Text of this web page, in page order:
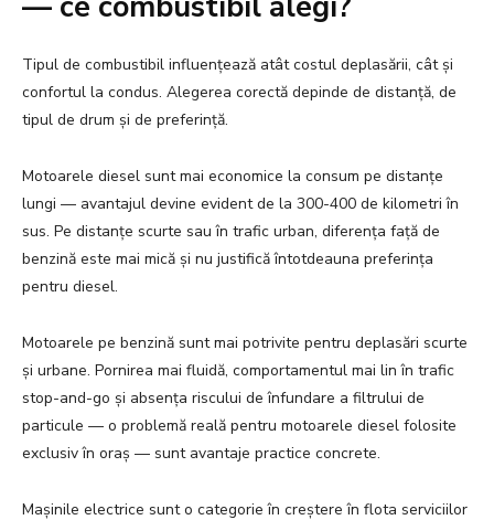
Tipul de combustibil influențează atât costul deplasării, cât și
confortul la condus. Alegerea corectă depinde de distanță, de
tipul de drum și de preferință.
Motoarele diesel sunt mai economice la consum pe distanțe
lungi — avantajul devine evident de la 300-400 de kilometri în
sus. Pe distanțe scurte sau în trafic urban, diferența față de
benzină este mai mică și nu justifică întotdeauna preferința
pentru diesel.
Motoarele pe benzină sunt mai potrivite pentru deplasări scurte
și urbane. Pornirea mai fluidă, comportamentul mai lin în trafic
stop-and-go și absența riscului de înfundare a filtrului de
particule — o problemă reală pentru motoarele diesel folosite
exclusiv în oraș — sunt avantaje practice concrete.
Mașinile electrice sunt o categorie în creștere în flota serviciilor